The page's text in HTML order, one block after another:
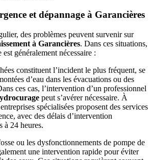
et dépannage à Garancières
des problèmes peuvent survenir sur
à Garancières. Dans ces situations,
généralement nécessaire :
constituent l’incident le plus fréquent, se
d’eau dans les évacuations ou des
ces cas, l’intervention d’un professionnel
peut s’avérer nécessaire. À
spécialisées proposent des services
avec des délais d’intervention
à 24 heures.
ou les dysfonctionnements de pompe de
une intervention rapide pour éviter